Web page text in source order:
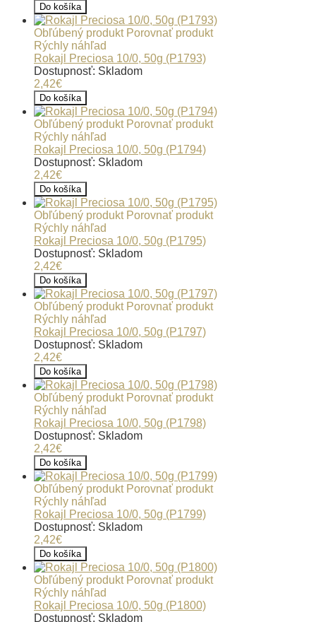
Do košíka
Obľúbený produkt Porovnať produkt
Rýchly náhľad
Rokajl Preciosa 10/0, 50g (P1793)
Dostupnosť: Skladom
2,42€
Do košíka
Obľúbený produkt Porovnať produkt
Rýchly náhľad
Rokajl Preciosa 10/0, 50g (P1794)
Dostupnosť: Skladom
2,42€
Do košíka
Obľúbený produkt Porovnať produkt
Rýchly náhľad
Rokajl Preciosa 10/0, 50g (P1795)
Dostupnosť: Skladom
2,42€
Do košíka
Obľúbený produkt Porovnať produkt
Rýchly náhľad
Rokajl Preciosa 10/0, 50g (P1797)
Dostupnosť: Skladom
2,42€
Do košíka
Obľúbený produkt Porovnať produkt
Rýchly náhľad
Rokajl Preciosa 10/0, 50g (P1798)
Dostupnosť: Skladom
2,42€
Do košíka
Obľúbený produkt Porovnať produkt
Rýchly náhľad
Rokajl Preciosa 10/0, 50g (P1799)
Dostupnosť: Skladom
2,42€
Do košíka
Obľúbený produkt Porovnať produkt
Rýchly náhľad
Rokajl Preciosa 10/0, 50g (P1800)
Dostupnosť: Skladom